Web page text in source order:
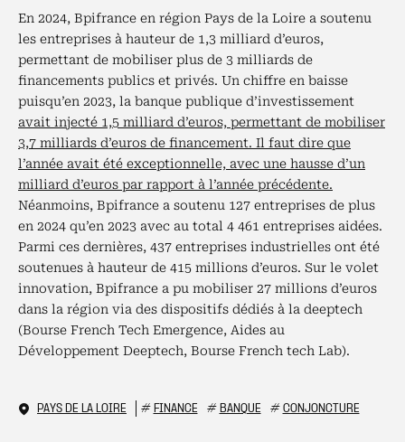
En 2024, Bpifrance en région Pays de la Loire a soutenu
les entreprises à hauteur de 1,3 milliard d’euros,
permettant de mobiliser plus de 3 milliards de
financements publics et privés. Un chiffre en baisse
puisqu’en 2023, la banque publique d’investissement
avait injecté 1,5 milliard d’euros, permettant de mobiliser
3,7 milliards d’euros de financement. Il faut dire que
l’année avait été exceptionnelle, avec une hausse d’un
milliard d’euros par rapport à l’année précédente.
Néanmoins, Bpifrance a soutenu 127 entreprises de plus
en 2024 qu’en 2023 avec au total 4 461 entreprises aidées.
Parmi ces dernières, 437 entreprises industrielles ont été
soutenues à hauteur de 415 millions d’euros. Sur le volet
innovation, Bpifrance a pu mobiliser 27 millions d’euros
dans la région via des dispositifs dédiés à la deeptech
(Bourse French Tech Emergence, Aides au
Développement Deeptech, Bourse French tech Lab).
PAYS DE LA LOIRE # FINANCE # BANQUE # CONJONCTURE